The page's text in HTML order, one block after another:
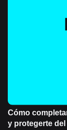
Cómo
y protegerte